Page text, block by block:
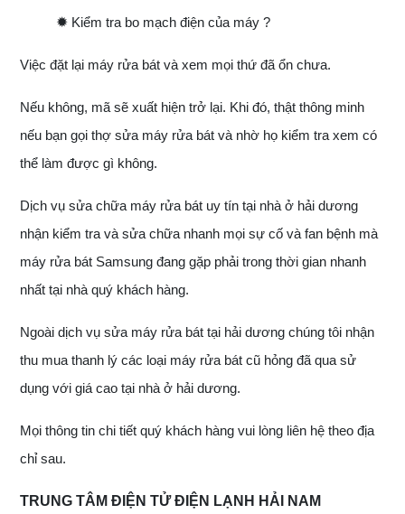
✹ Kiểm tra bo mạch điện của máy ?
Việc đặt lại máy rửa bát và xem mọi thứ đã ổn chưa.
Nếu không, mã sẽ xuất hiện trở lại. Khi đó, thật thông minh
nếu bạn gọi thợ sửa máy rửa bát và nhờ họ kiểm tra xem có
thể làm được gì không.
Dịch vụ sửa chữa máy rửa bát uy tín tại nhà ở hải dương
nhận kiểm tra và sửa chữa nhanh mọi sự cố và fan bệnh mà
máy rửa bát Samsung đang gặp phải trong thời gian nhanh
nhất tại nhà quý khách hàng.
Ngoài dịch vụ sửa máy rửa bát tại hải dương chúng tôi nhận
thu mua thanh lý các loại máy rửa bát cũ hỏng đã qua sử
dụng với giá cao tại nhà ở hải dương.
Mọi thông tin chi tiết quý khách hàng vui lòng liên hệ theo địa
chỉ sau.
TRUNG TÂM ĐIỆN TỬ ĐIỆN LẠNH HẢI NAM